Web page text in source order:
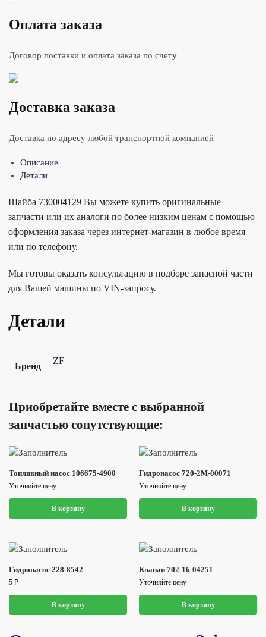
Оплата заказа
Договор поставки и оплата заказа по счету
Доставка заказа
Доставка по адресу любой транспортной компанией
Описание
Детали
Шайба 730004129 Вы можете купить оригинальные
запчасти или их аналоги по более низким ценам с помощью
оформления заказа через интернет-магазин в любое время
или по телефону.
Мы готовы оказать консультацию в подборе запасной части
для Вашей машины по VIN-запросу.
Детали
Бренд
ZF
Приобретайте вместе с выбранной
запчастью сопутствующие:
Топливный насос 106675-4900
Уточняйте цену
В корзину
Гидронасос 720-2M-00071
Уточняйте цену
В корзину
Гидронасос 228-8542
5 ₽
В корзину
Клапан 702-16-04251
Уточняйте цену
В корзину